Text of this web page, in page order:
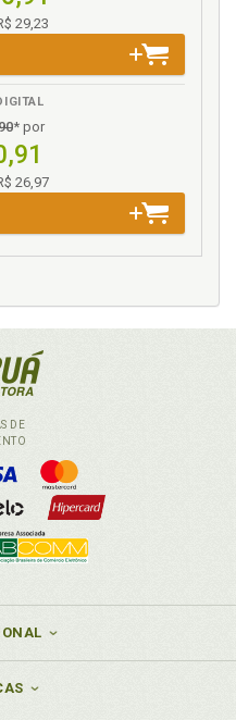
29,23
* por
26,97
DE